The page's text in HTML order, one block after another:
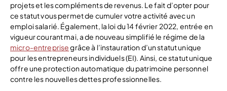
projets et les compléments de revenus. Le fait d’opter pour
ce statut vous permet de cumuler votre activité avec un
emploi salarié. Également, la loi du 14 février 2022, entrée en
vigueur courant mai, a de nouveau simplifié le régime de la
micro-entreprisegrâce à l’instauration d’un statut unique
pour les entrepreneurs individuels (EI). Ainsi, ce statut unique
offre une protection automatique du patrimoine personnel
contre les nouvelles dettes professionnelles.